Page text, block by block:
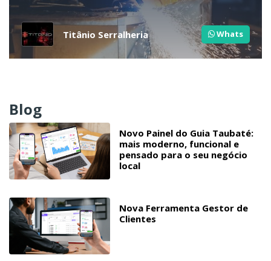
Titânio Serralheria Whats
Blog
Novo Painel do Guia Taubaté:
mais moderno, funcional e
pensado para o seu negócio
local
Nova Ferramenta Gestor de
Clientes